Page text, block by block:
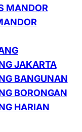
MANDOR
JAKARTA
BANGUNAN
BORONGAN
HARIAN